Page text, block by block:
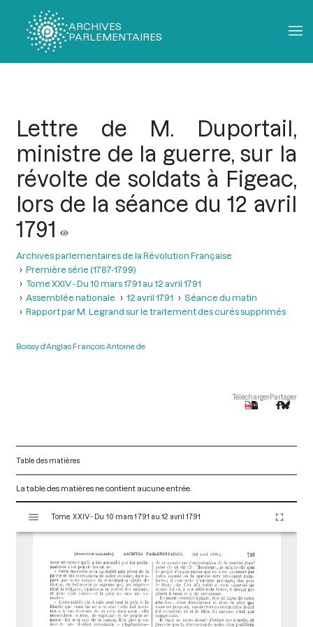
ARCHIVES
PARLEMENTAIRES
Lettre de M. Duportail,
ministre de la guerre, sur la
révolte de soldats à Figeac,
lors de la séance du 12 avril
1791
Archives parlementaires de la Révolution Française
Première série (1787-1799)
Tome XXIV - Du 10 mars 1791 au 12 avril 1791
Assemblée nationale
12 avril 1791
Séance du matin
Rapport par M. Legrand sur le traitement des curés supprimés
Boissy d'Anglas François Antoine de
TéléchargerPartager
Table des matières
La table des matières ne contient aucune entrée.
s
Tome XXIV - Du 10 mars 1791 au 12 avril 1791